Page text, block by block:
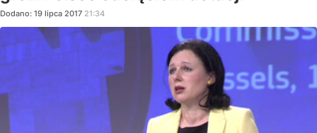
Dodano: 19 lipca 2017 21:34